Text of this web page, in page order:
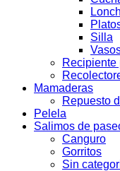
Silla
Recipiente
Mamaderas
Repuesto
Pelela
Salimos de
Canguro
Gorritos
Sin